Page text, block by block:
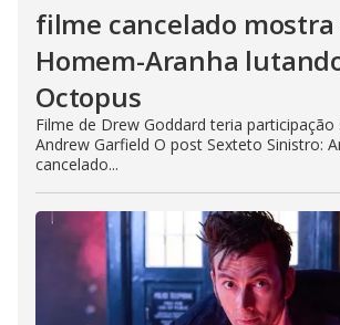
filme cancelado mostra
Homem-Aranha
Octopus
Filme de Drew Goddard teria participação
Andrew Garfield O post Sexteto Sinistro:
cancelado...